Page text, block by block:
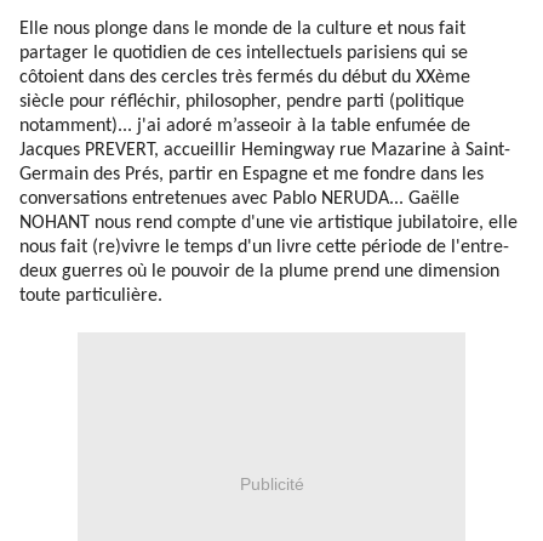
Elle nous plonge dans le monde de la culture et nous fait
partager le quotidien de ces intellectuels parisiens qui se
côtoient dans des cercles très fermés du début du XXème
siècle pour réfléchir, philosopher, pendre parti (politique
notamment)... j'ai adoré m’asseoir à la table enfumée de
Jacques PREVERT, accueillir Hemingway rue Mazarine à Saint-
Germain des Prés, partir en Espagne et me fondre dans les
conversations entretenues avec Pablo NERUDA... Gaëlle
NOHANT nous rend compte d'une vie artistique jubilatoire, elle
nous fait (re)vivre le temps d'un livre cette période de l'entre-
deux guerres où le pouvoir de la plume prend une dimension
toute particulière.
Publicité